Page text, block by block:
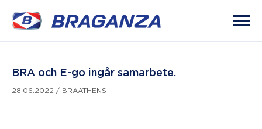
BRA och E-go ingår samarbete.
28.06.2022 / BRAATHENS